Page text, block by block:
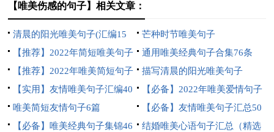
【唯美伤感的句子】相关文章：
清晨的阳光唯美句子(汇编15
篇)
芒种时节唯美句子
【推荐】2022年简短唯美句子
锦集55条
通用唯美经典句子合集76条
【推荐】2022年唯美简短句子
锦集70句
描写清晨的阳光唯美句子
【实用】友情唯美句子汇编40
条
【必备】2022年唯美爱情句子
合集60条
唯美简短友情句子6篇
【必备】友情唯美句子汇总50
句
【必备】唯美经典句子集锦46
结婚唯美心语句子汇总（精选